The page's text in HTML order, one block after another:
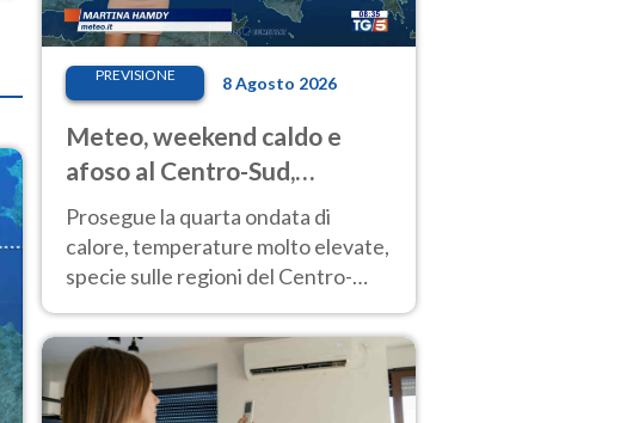
PREVISIONE 8 Agosto 2026
Meteo, weekend caldo e
afoso al Centro-Sud,
temporali sui rilievi
Prosegue la quarta ondata di
calore, temperature molto elevate,
specie sulle regioni del Centro-
aree montuose